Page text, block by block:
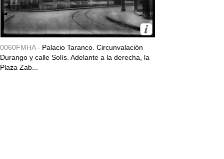
0060FMHA - Palacio Taranco. Circunvalación
Durango y calle Solís. Adelante a la derecha, la
Plaza Zab...